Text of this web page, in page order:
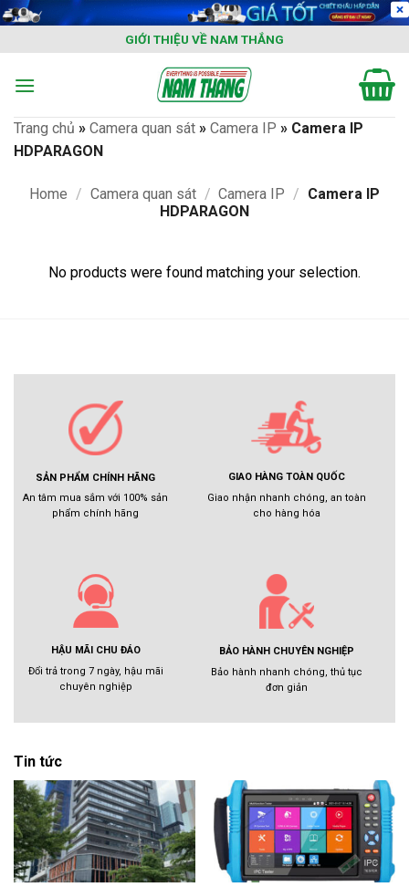
Skip
content
GIỚI THIỆU VỀ NAM THẮNG
Trang chủ » Camera quan sát » Camera IP » Camera IP
HDPARAGON
Home / Camera quan sát / Camera IP / Camera IP
HDPARAGON
No products were found matching your selection.
SẢN PHẨM CHÍNH HÃNG
An tâm mua sắm với 100% sản
phẩm chính hãng
GIAO HÀNG TOÀN QUỐC
Giao nhận nhanh chóng, an toàn
cho hàng hóa
HẬU MÃI CHU ĐÁO
Đổi trả trong 7 ngày, hậu mãi
chuyên nghiệp
BẢO HÀNH CHUYÊN NGHIỆP
Bảo hành nhanh chóng, thủ tục
đơn giản
Tin tức